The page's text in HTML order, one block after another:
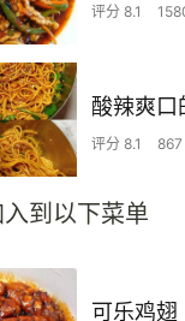
评分 8.1
酸辣爽口
评分 8.1 867
到以下菜单
可乐鸡翅